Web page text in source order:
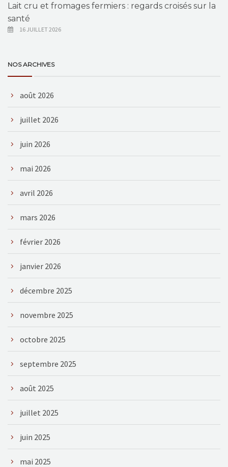
Lait cru et fromages fermiers : regards croisés sur la
santé
16 JUILLET 2026
NOS ARCHIVES
août 2026
juillet 2026
juin 2026
mai 2026
avril 2026
mars 2026
février 2026
janvier 2026
décembre 2025
novembre 2025
octobre 2025
septembre 2025
août 2025
juillet 2025
juin 2025
mai 2025